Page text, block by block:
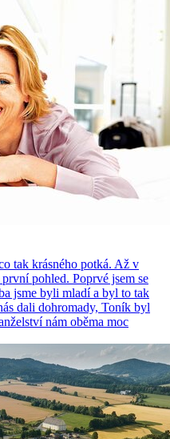
tak krásného potká. Až v
pohled. Poprvé jsem se
jsme byli mladí a byl to tak
dali dohromady, Toník byl
nám oběma moc